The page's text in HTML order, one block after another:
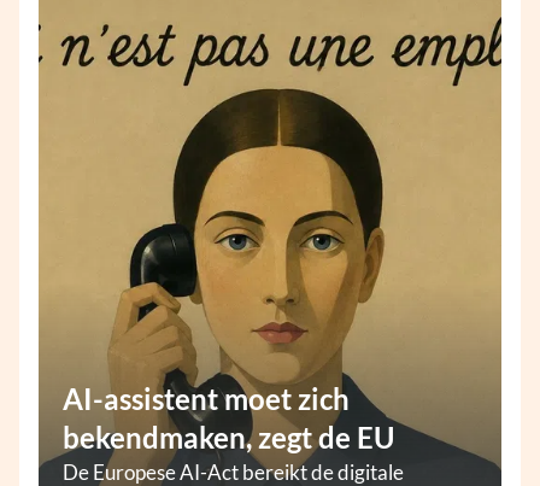
AI-assistent moet zich
bekendmaken, zegt de EU
De Europese AI-Act bereikt de digitale